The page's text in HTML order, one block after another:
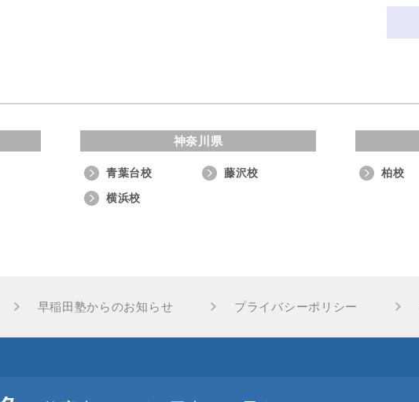
神奈川県
青葉台校
藤沢校
横浜校
柏校
早稲田塾からのお知らせ プライバシーポリシー